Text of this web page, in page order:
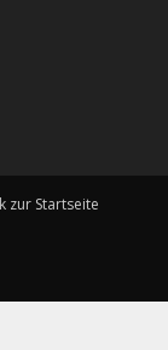
zur Startseite